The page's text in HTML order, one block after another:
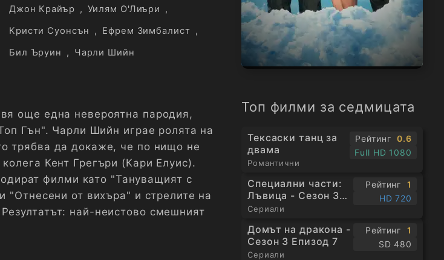
Топ филми за седмицата
Тексаски танц за
двама
Романтични
Рейтинг
0.6
Full HD 1080
Специални части:
Лъвица - Сезон 3
Епизод 1
Сериали
Рейтинг
1
HD 720
Домът на дракона -
Сезон 3 Епизод 7
Сериали
Рейтинг
1
SD 480
Джон Крайър
, Уилям О'Лиъри
,
Кристи Суонсън
, Ефрем Зимбалист ,
Бил Ъруин
, Чарли Шийн
още една невероятна пародия,
Гън". Чарли Шийн играе ролята на
трябва да докаже, че по нищо не
Кент Грегъри (Кари Елуис).
филми като "Тануващият с
от вихъра" и стрелите на
най-неистово смешният